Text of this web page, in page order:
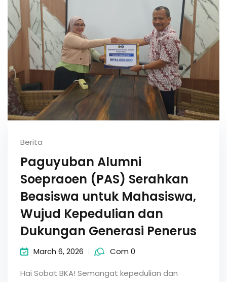
Berita
Paguyuban Alumni
Soepraoen (PAS) Serahkan
Beasiswa untuk Mahasiswa,
Wujud Kepedulian dan
Dukungan Generasi Penerus
March 6, 2026 Com 0
Hai Sobat BKA! Semangat kepedulian dan